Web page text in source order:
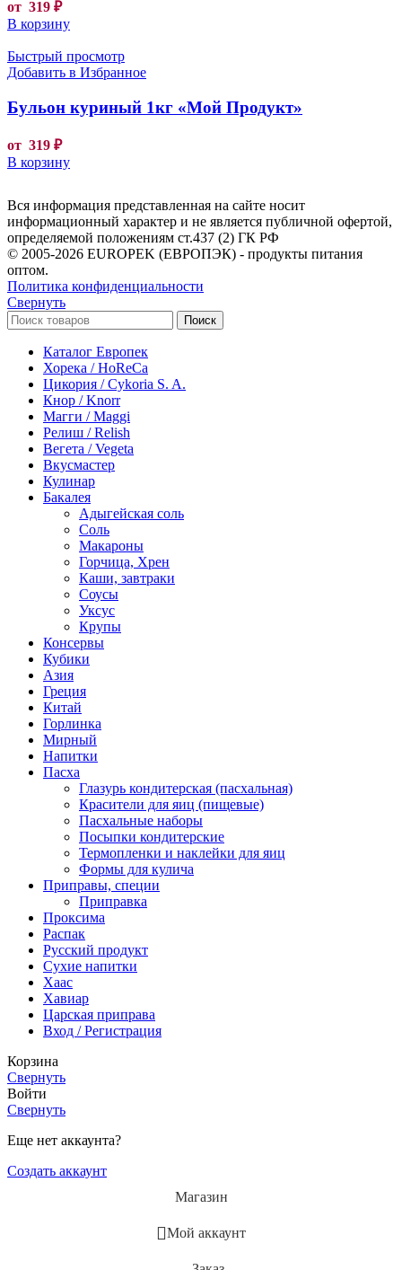
от 319 ₽
В корзину
Быстрый просмотр
Добавить в Избранное
Бульон куриный 1кг «Мой Продукт»
от 319 ₽
В корзину
Вся информация представленная на сайте носит
информационный характер и не является публичной офертой,
определяемой положениям ст.437 (2) ГК РФ
© 2005-2026 EUROPEK (ЕВРОПЭК) - продукты питания
оптом.
Политика конфиденциальности
Свернуть
Поиск
Каталог Европек
Хорека / HoReCa
Цикория / Cykoria S. A.
Кнор / Knorr
Магги / Maggi
Релиш / Relish
Вегета / Vegeta
Вкусмастер
Кулинар
Бакалея
Адыгейская соль
Соль
Макароны
Горчица, Хрен
Каши, завтраки
Соусы
Уксус
Крупы
Консервы
Кубики
Азия
Греция
Китай
Горлинка
Мирный
Напитки
Пасха
Глазурь кондитерская (пасхальная)
Красители для яиц (пищевые)
Пасхальные наборы
Посыпки кондитерские
Термопленки и наклейки для яиц
Формы для кулича
Приправы, специи
Приправка
Проксима
Распак
Русский продукт
Сухие напитки
Хаас
Хавиар
Царская приправа
Вход / Регистрация
Корзина
Свернуть
Войти
Свернуть
Еще нет аккаунта?
Создать аккаунт
Магазин
Мой аккаунт